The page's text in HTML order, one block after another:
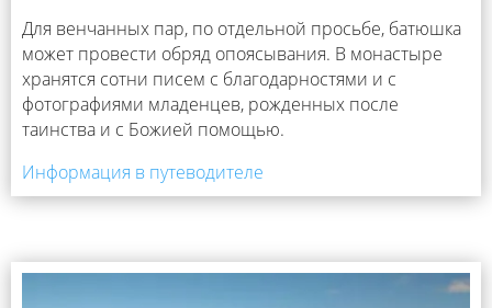
Для венчанных пар, по отдельной просьбе, батюшка
может провести обряд опоясывания. В монастыре
хранятся сотни писем с благодарностями и с
фотографиями младенцев, рожденных после
таинства и с Божией помощью.
Информация в путеводителе